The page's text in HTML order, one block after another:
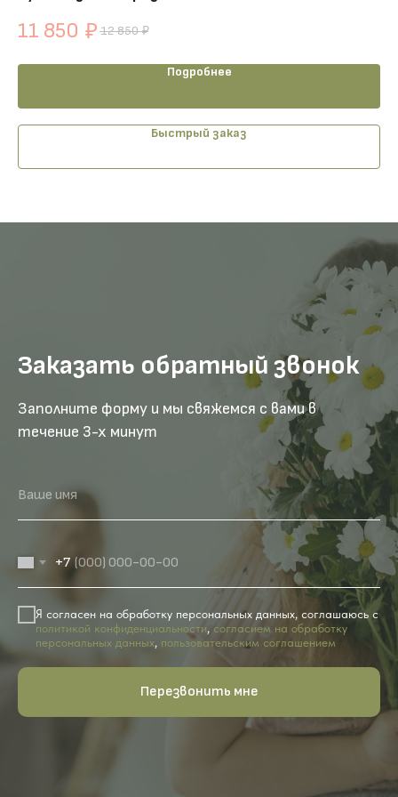
11 850 ₽ 12 850 ₽
Подробнее
Быстрый заказ
Заказать обратный звонок
Заполните форму и мы свяжемся с вами в
течение 3-х минут
Ваше имя
+7
Я согласен на обработку персональных данных, соглашаюсь с
политикой конфиденциальности, согласием на обработку
персональных данных, пользовательским соглашением
Перезвонить мне